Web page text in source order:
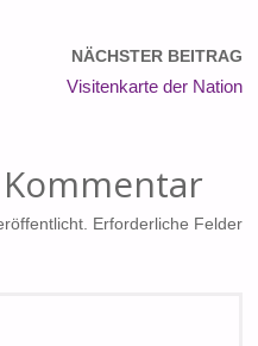
NÄCHSTER BEITRAG
Visitenkarte der Nation
Erforderliche Felder